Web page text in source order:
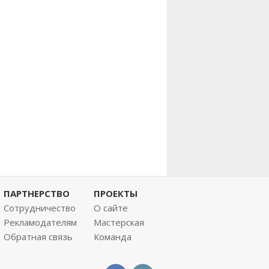
ПАРТНЕРСТВО
Сотрудничество
Рекламодателям
Обратная связь
ПРОЕКТЫ
О сайте
Мастерская
Команда